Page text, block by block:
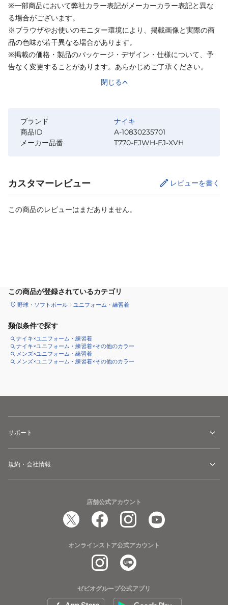
※一部商品において弊社カラー表記がメーカーカラー表記と異な
る場合がございます。
※ブラウザやお使いのモニター環境により、掲載画像と実際の商
品の色味が若干異なる場合があります。
※掲載の価格・製品のパッケージ・デザイン・仕様について、予
告なく変更することがあります。あらかじめご了承ください。
閉じる
ブランド
ナイキ
商品ID
A-10830235701
メーカー品番
T770-EJWH-EJ-XVH
カスタマーレビュー レビューを書く
この商品のレビューはまだありません。
この商品が登録されているカテゴリ
野球・ソフトボール ユニフォーム・練習着
類似条件で探す
ナイキ×ユニフォーム・練習着
ナイキ×ユニフォーム・練習着×その他のカラー
メンズ×ユニフォーム・練習着
メンズ×ユニフォーム・練習着×その他のカラー
サポート
規約・会社情報
店舗公式アカウント
オンラインストア公式アカウント
ゼビオグループ公式アプリ